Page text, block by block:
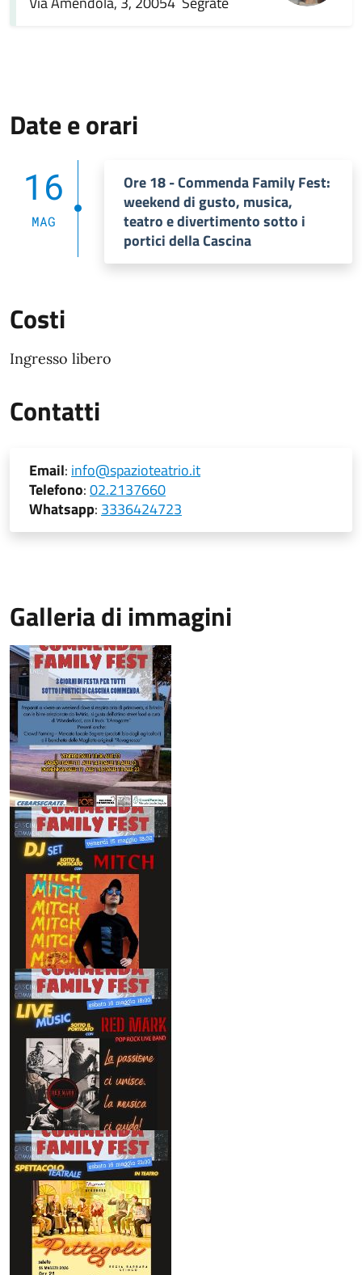
Date e orari
16
MAG
Ore 18 - Commenda Family Fest:
weekend di gusto, musica,
teatro e divertimento sotto i
portici della Cascina
Costi
Ingresso libero
Contatti
Email: info@spazioteatrio.it
Telefono:02.2137660
Whatsapp: 3336424723
Galleria di immagini